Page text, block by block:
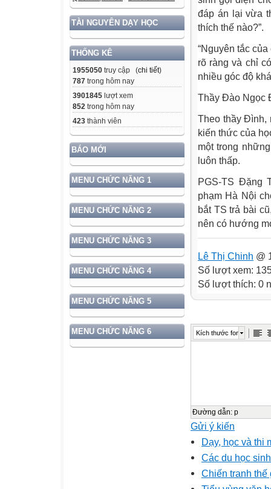
TÀI NGUYÊN DẠY HỌC
THỐNG KÊ
1955050 truy cập (chi tiết)
787 trong hôm nay
3901845 lượt xem
852 trong hôm nay
423 thành viên
BÁO MỚI
MENU CHỨC NĂNG 1
MENU CHỨC NĂNG 2
MENU CHỨC NĂNG 3
MENU CHỨC NĂNG 4
MENU CHỨC NĂNG 5
MENU CHỨC NĂNG 6
đáp án lại vừa
thích thế nào?”.
“Nguyên tắc
rõ ràng và chỉ
nhiều góc độ
Thầy Đào Ngọc
Theo thầy Đình,
kiến thức của
một trong
luôn thấp.
PGS-TS Đặng
phạm Hà Nội
bắt TS trả bài
nên có hướng
Lê Thị Chinh @
Số lượt xem:
Số lượt thích: 0
Kích thước font
Đường dẫn: p
Gửi ý kiến
Dạy, học và thi
Các du học
Chiến tranh